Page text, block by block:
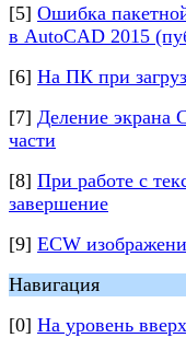
[5] Ошибка
в AutoCAD 2015
[6] На ПК при
[7] Деление экрана
части
[8] При работе с
завершение
[9] ECW
Навигация
[0] На уровень вверх